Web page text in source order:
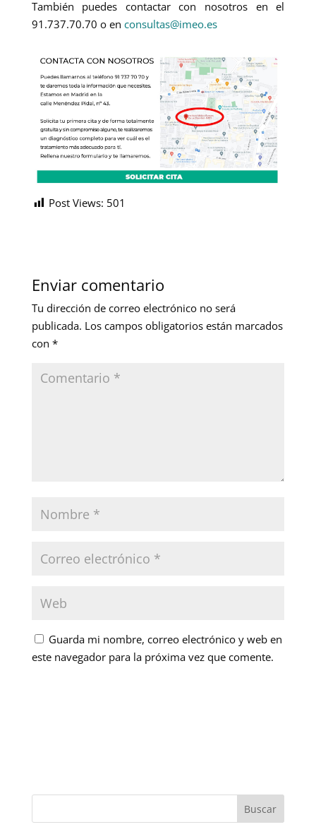
También puedes contactar con nosotros en el
91.737.70.70 o en consultas@imeo.es
Post Views: 501
Enviar comentario
Tu dirección de correo electrónico no será
publicada. Los campos obligatorios están marcados
con *
Guarda mi nombre, correo electrónico y web en
este navegador para la próxima vez que comente.
Buscar